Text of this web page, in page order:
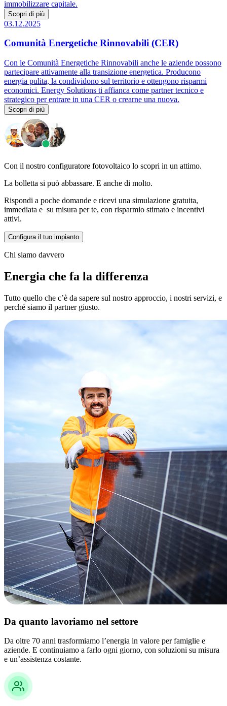
immobilizzare capitale.
Scopri di più
03.12.2025
Comunità Energetiche Rinnovabili (CER)
Con le Comunità Energetiche Rinnovabili anche le aziende possono
partecipare attivamente alla transizione energetica. Producono
energia pulita, la condividono sul territorio e ottengono risparmi
economici. Energy Solutions ti affianca come partner tecnico e
strategico per entrare in una CER o crearne una nuova.
Scopri di più
Con il nostro configuratore fotovoltaico lo scopri in un attimo.
La bolletta si può abbassare. E anche di molto.
Rispondi a poche domande e ricevi una simulazione gratuita,
immediata e su misura per te, con risparmio stimato e incentivi
attivi.
Configura il tuo impianto
Chi siamo davvero
Energia che fa la differenza
Tutto quello che c’è da sapere sul nostro approccio, i nostri servizi, e
perché siamo il partner giusto.
Da quanto lavoriamo nel settore
Da oltre 70 anni trasformiamo l’energia in valore per famiglie e
aziende. E continuiamo a farlo ogni giorno, con soluzioni su misura
e un’assistenza costante.